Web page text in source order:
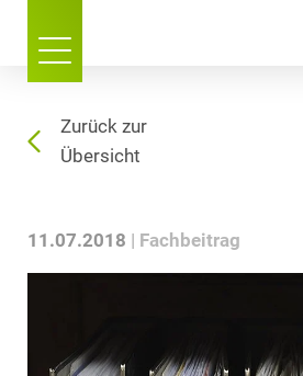
Zurück zur
Übersicht
11.07.2018 Fachbeitrag